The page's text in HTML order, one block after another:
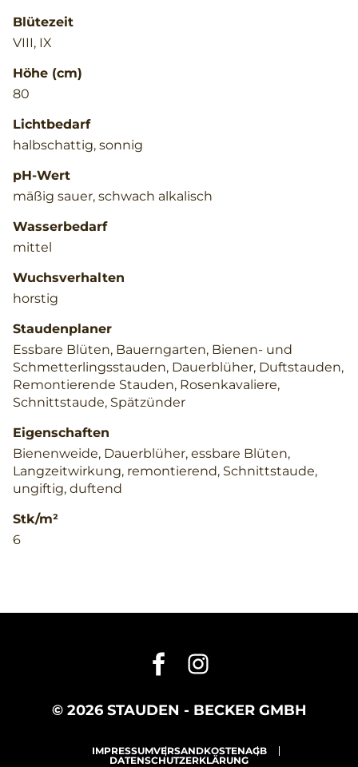
Blütezeit
VIII, IX
Höhe (cm)
80
Lichtbedarf
halbschattig, sonnig
pH-Wert
mäßig sauer, schwach alkalisch
Wasserbedarf
mittel
Wuchsverhalten
horstig
Staudenplaner
Essbare Blüten, Bauerngarten, Bienen- und
Schmetterlingsstauden, Dauerblüher, Duftstauden,
Remontierende Stauden, Rosenkavaliere,
Schnittstaude, Spätzünder
Eigenschaften
Bienenweide, Dauerblüher, essbare Blüten,
Langzeitwirkung, remontierend, Schnittstaude,
ungiftig, duftend
Stk/m²
6
© 2026 STAUDEN - BECKER GMBH
IMPRESSUMVERSANDKOSTENAGB
DATENSCHUTZERKLÄRUNG